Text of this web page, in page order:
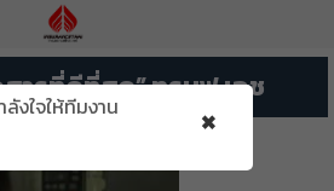
ารที่ดีที่สุด” ทรูมูฟ เอช
งใจให้ทีมงาน ×